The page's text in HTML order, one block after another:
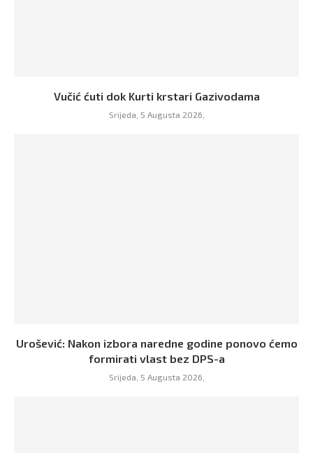
Vučić ćuti dok Kurti krstari Gazivodama
Srijeda, 5 Augusta 2026,
Urošević: Nakon izbora naredne godine ponovo ćemo
formirati vlast bez DPS-a
Srijeda, 5 Augusta 2026,